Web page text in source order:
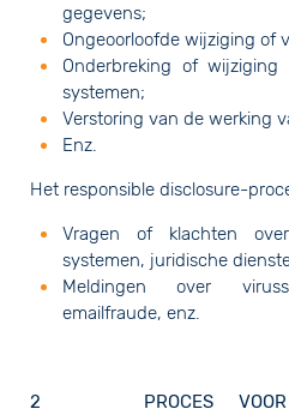
gegevens;
Ongeoorloofde wijziging of
Onderbreking of
systemen;
Verstoring van de werking
Enz.
Het responsible disclosure-
Vragen of klachten
systemen, juridische
Meldingen over
emailfraude, enz.
2 PROCES VOOR